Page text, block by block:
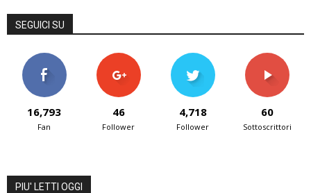
SEGUICI SU
16,793
Fan
46
Follower
4,718
Follower
60
Sottoscrittori
PIU' LETTI OGGI